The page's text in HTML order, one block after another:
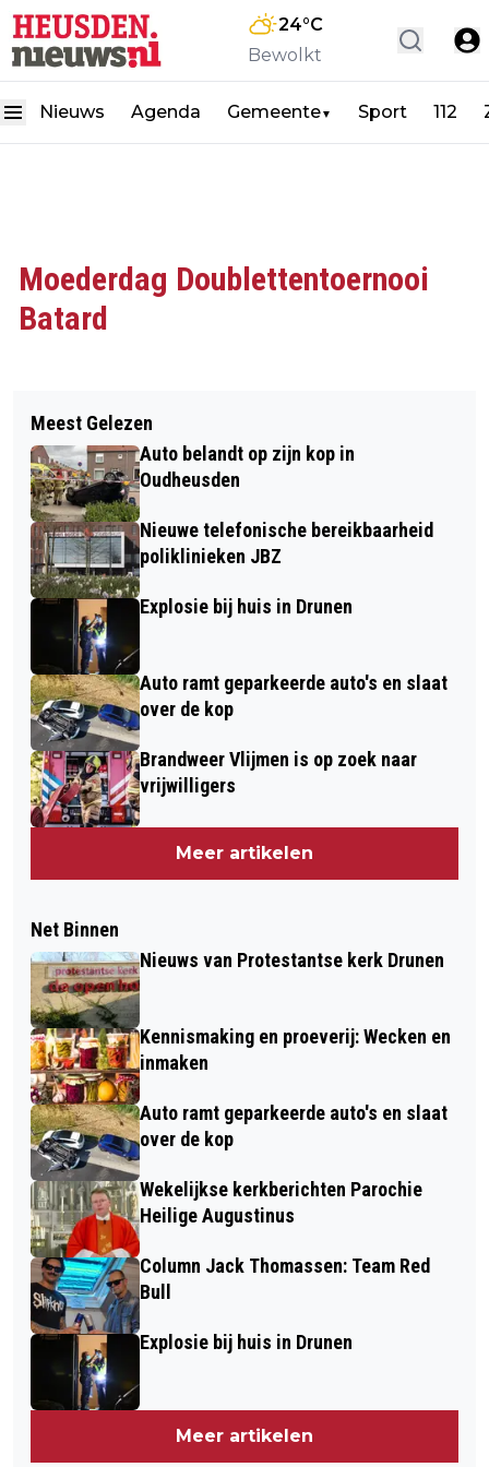
24°C
Bewolkt
Nieuws Agenda Gemeente▼ Sport 112
Moederdag Doublettentoernooi
Batard
Meest Gelezen
Auto belandt op zijn kop in
Oudheusden
Nieuwe telefonische bereikbaarheid
poliklinieken JBZ
Explosie bij huis in Drunen
Auto ramt geparkeerde auto's en slaat
over de kop
Brandweer Vlijmen is op zoek naar
vrijwilligers
Meer artikelen
Net Binnen
Nieuws van Protestantse kerk Drunen
Kennismaking en proeverij: Wecken en
inmaken
Auto ramt geparkeerde auto's en slaat
over de kop
Wekelijkse kerkberichten Parochie
Heilige Augustinus
Column Jack Thomassen: Team Red
Bull
Explosie bij huis in Drunen
Meer artikelen